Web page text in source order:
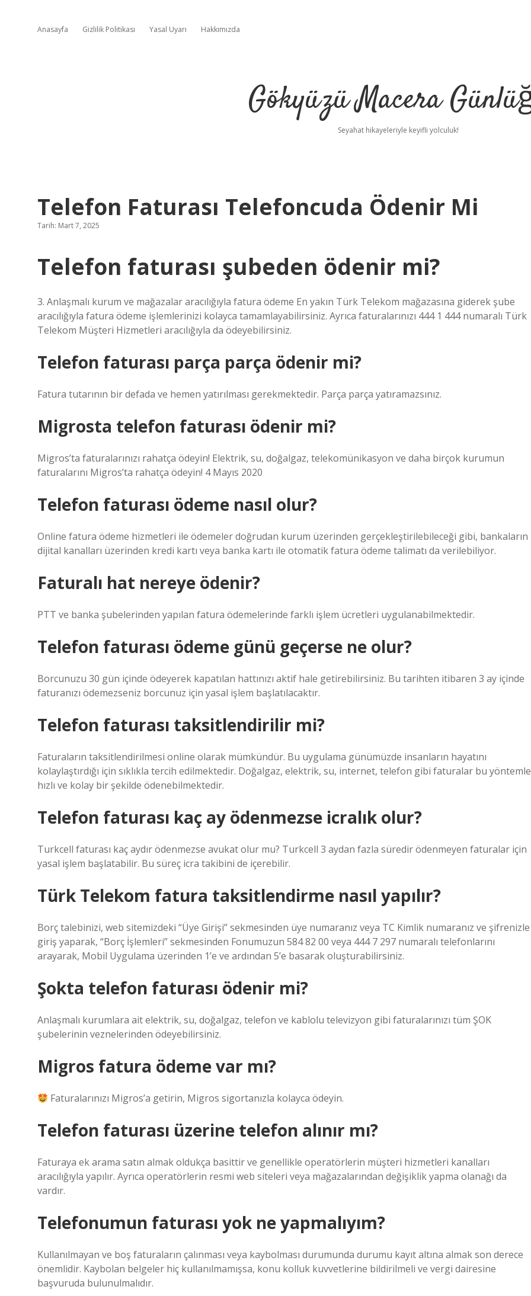
Anasayfa Gizlilik Politikası Yasal Uyarı Hakkımızda
Gökyüzü Macera
Seyahat hikayeleriyle keyifli yolculuk!
Telefon Faturası Telefoncuda Ödenir Mi
Tarih: Mart 7, 2025
Telefon faturası şubeden ödenir mi?
3. Anlaşmalı kurum ve mağazalar aracılığıyla fatura ödeme En yakın Türk Telekom mağazasına giderek şube
aracılığıyla fatura ödeme işlemlerinizi kolayca tamamlayabilirsiniz. Ayrıca faturalarınızı 444 1 444 numaralı Türk
Telekom Müşteri Hizmetleri aracılığıyla da ödeyebilirsiniz.
Telefon faturası parça parça ödenir mi?
Fatura tutarının bir defada ve hemen yatırılması gerekmektedir. Parça parça yatıramazsınız.
Migrosta telefon faturası ödenir mi?
Migros’ta faturalarınızı rahatça ödeyin! Elektrik, su, doğalgaz, telekomünikasyon ve daha birçok kurumun
faturalarını Migros’ta rahatça ödeyin! 4 Mayıs 2020
Telefon faturası ödeme nasıl olur?
Online fatura ödeme hizmetleri ile ödemeler doğrudan kurum üzerinden gerçekleştirilebileceği gibi, bankaların
dijital kanalları üzerinden kredi kartı veya banka kartı ile otomatik fatura ödeme talimatı da verilebiliyor.
Faturalı hat nereye ödenir?
PTT ve banka şubelerinden yapılan fatura ödemelerinde farklı işlem ücretleri uygulanabilmektedir.
Telefon faturası ödeme günü geçerse ne olur?
Borcunuzu 30 gün içinde ödeyerek kapatılan hattınızı aktif hale getirebilirsiniz. Bu tarihten itibaren 3 ay içinde
faturanızı ödemezseniz borcunuz için yasal işlem başlatılacaktır.
Telefon faturası taksitlendirilir mi?
Faturaların taksitlendirilmesi online olarak mümkündür. Bu uygulama günümüzde insanların hayatını
kolaylaştırdığı için sıklıkla tercih edilmektedir. Doğalgaz, elektrik, su, internet, telefon gibi faturalar bu yöntemle
hızlı ve kolay bir şekilde ödenebilmektedir.
Telefon faturası kaç ay ödenmezse icralık olur?
Turkcell faturası kaç aydır ödenmezse avukat olur mu? Turkcell 3 aydan fazla süredir ödenmeyen faturalar için
yasal işlem başlatabilir. Bu süreç icra takibini de içerebilir.
Türk Telekom fatura taksitlendirme nasıl yapılır?
Borç talebinizi, web sitemizdeki “Üye Girişi” sekmesinden üye numaranız veya TC Kimlik numaranız ve şifrenizle
giriş yaparak, “Borç İşlemleri” sekmesinden Fonumuzun 584 82 00 veya 444 7 297 numaralı telefonlarını
arayarak, Mobil Uygulama üzerinden 1’e ve ardından 5’e basarak oluşturabilirsiniz.
Şokta telefon faturası ödenir mi?
Anlaşmalı kurumlara ait elektrik, su, doğalgaz, telefon ve kablolu televizyon gibi faturalarınızı tüm ŞOK
şubelerinin veznelerinden ödeyebilirsiniz.
Migros fatura ödeme var mı?
Faturalarınızı Migros’a getirin, Migros sigortanızla kolayca ödeyin.
Telefon faturası üzerine telefon alınır mı?
Faturaya ek arama satın almak oldukça basittir ve genellikle operatörlerin müşteri hizmetleri kanalları
aracılığıyla yapılır. Ayrıca operatörlerin resmi web siteleri veya mağazalarından değişiklik yapma olanağı da
vardır.
Telefonumun faturası yok ne yapmalıyım?
Kullanılmayan ve boş faturaların çalınması veya kaybolması durumunda durumu kayıt altına almak son derece
önemlidir. Kaybolan belgeler hiç kullanılmamışsa, konu kolluk kuvvetlerine bildirilmeli ve vergi dairesine
başvuruda bulunulmalıdır.